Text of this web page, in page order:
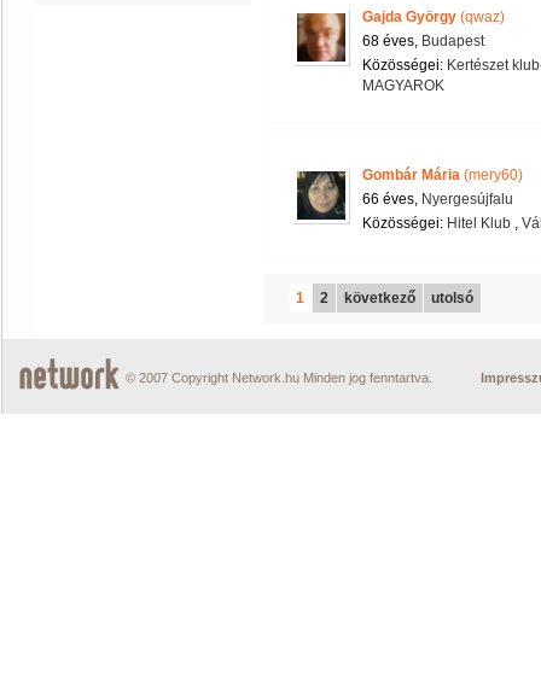
Gajda György (qwaz)
68 éves, Budapest
Közösségei: Kertészet
MAGYAROK
Gombár Mária (mery60)
66 éves, Nyergesújfalu
Közösségei: Hitel Klub ,
1 2 következő utolsó
© 2007 Copyright Network.hu Minden jog fenntartva.